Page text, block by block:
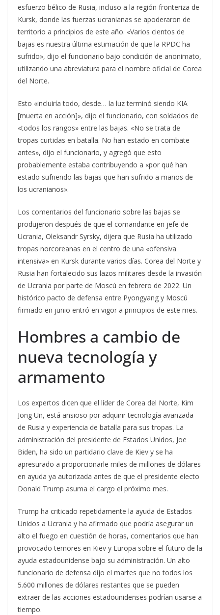
esfuerzo bélico de Rusia, incluso a la región fronteriza de
Kursk, donde las fuerzas ucranianas se apoderaron de
territorio a principios de este año. «Varios cientos de
bajas es nuestra última estimación de que la RPDC ha
sufrido», dijo el funcionario bajo condición de anonimato,
utilizando una abreviatura para el nombre oficial de Corea
del Norte.
Esto «incluiría todo, desde… la luz terminó siendo KIA
[muerta en acción]», dijo el funcionario, con soldados de
«todos los rangos» entre las bajas. «No se trata de
tropas curtidas en batalla. No han estado en combate
antes», dijo el funcionario, y agregó que esto
probablemente estaba contribuyendo a «por qué han
estado sufriendo las bajas que han sufrido a manos de
los ucranianos».
Los comentarios del funcionario sobre las bajas se
produjeron después de que el comandante en jefe de
Ucrania, Oleksandr Syrsky, dijera que Rusia ha utilizado
tropas norcoreanas en el centro de una «ofensiva
intensiva» en Kursk durante varios días. Corea del Norte y
Rusia han fortalecido sus lazos militares desde la invasión
de Ucrania por parte de Moscú en febrero de 2022. Un
histórico pacto de defensa entre Pyongyang y Moscú
firmado en junio entró en vigor a principios de este mes.
Hombres a cambio de
nueva tecnología y
armamento
Los expertos dicen que el líder de Corea del Norte, Kim
Jong Un, está ansioso por adquirir tecnología avanzada
de Rusia y experiencia de batalla para sus tropas. La
administración del presidente de Estados Unidos, Joe
Biden, ha sido un partidario clave de Kiev y se ha
apresurado a proporcionarle miles de millones de dólares
en ayuda ya autorizada antes de que el presidente electo
Donald Trump asuma el cargo el próximo mes.
Trump ha criticado repetidamente la ayuda de Estados
Unidos a Ucrania y ha afirmado que podría asegurar un
alto el fuego en cuestión de horas, comentarios que han
provocado temores en Kiev y Europa sobre el futuro de la
ayuda estadounidense bajo su administración. Un alto
funcionario de defensa dijo el martes que no todos los
5.600 millones de dólares restantes que se pueden
extraer de las acciones estadounidenses podrían usarse a
tiempo.